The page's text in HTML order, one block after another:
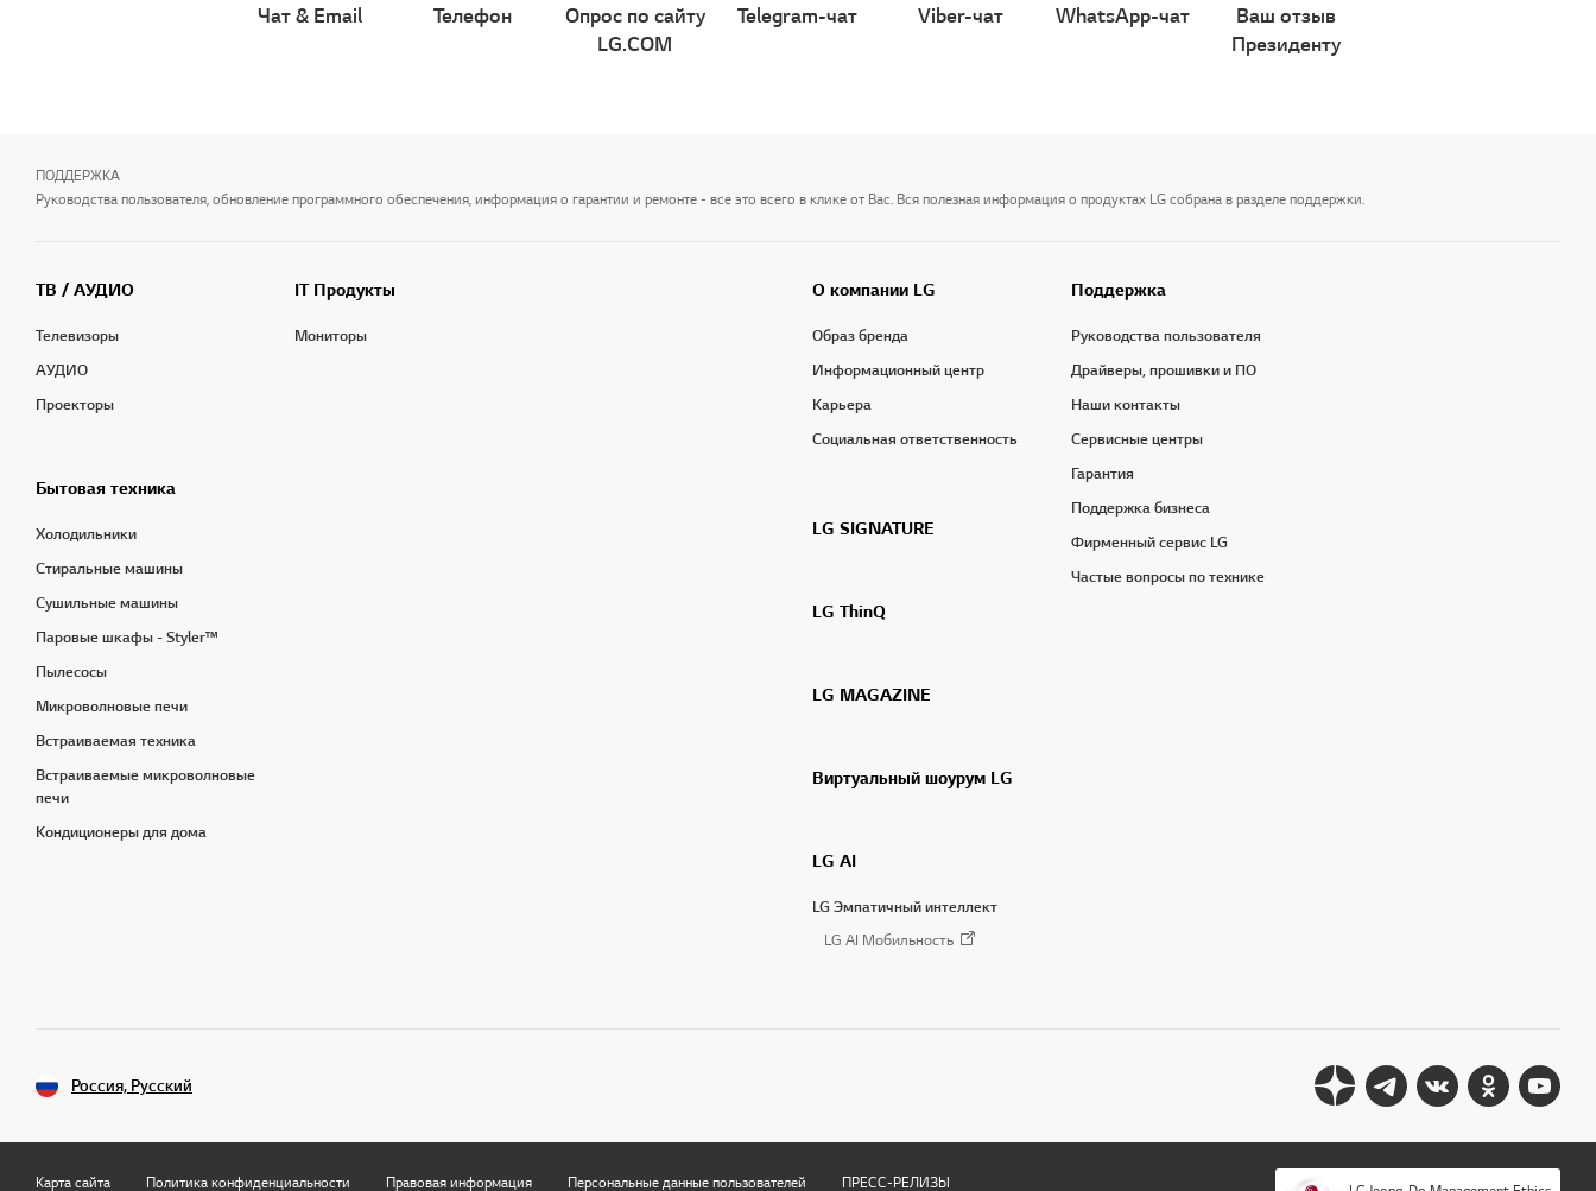
Чат & Email Телефон
Опрос по сайту
LG.COM
Telegram-чат Viber-чат WhatsApp-чат
Ваш отзыв
Президенту
ПОДДЕРЖКА
Руководства пользователя, обновление программного обеспечения, информация о гарантии и ремонте - все это всего в клике от Вас. Вся полезная информация о продуктах LG собрана в разделе поддержки.
ТВ / АУДИО
Телевизоры
АУДИО
Проекторы
IT Продукты
Мониторы
Бытовая техника
Холодильники
Стиральные машины
Сушильные машины
Паровые шкафы - Styler™
Пылесосы
Микроволновые печи
Встраиваемая техника
Встраиваемые микроволновые
печи
Кондиционеры для дома
О компании LG
Образ бренда
Информационный центр
Карьера
Социальная ответственность
LG SIGNATURE
LG ThinQ
LG MAGAZINE
Виртуальный шоурум LG
LG AI
LG Эмпатичный интеллект
LG AI Мобильность
Поддержка
Руководства пользователя
Драйверы, прошивки и ПО
Наши контакты
Сервисные центры
Гарантия
Поддержка бизнеса
Фирменный сервис LG
Частые вопросы по технике
Россия, Русский
Карта сайта Политика конфиденциальности Правовая информация Персональные данные пользователей ПРЕСС-РЕЛИЗЫ